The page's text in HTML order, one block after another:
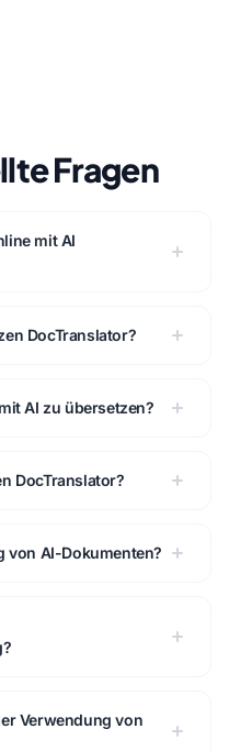
Fragen
mit AI
DocTranslator?
AI zu übersetzen?
DocTranslator?
von AI-Dokumenten?
Verwendung von